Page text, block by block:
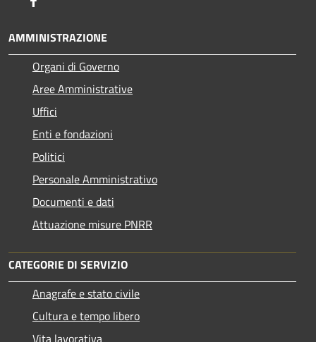
AMMINISTRAZIONE
Organi di Governo
Aree Amministrative
Uffici
Enti e fondazioni
Politici
Personale Amministrativo
Documenti e dati
Attuazione misure PNRR
CATEGORIE DI SERVIZIO
Anagrafe e stato civile
Cultura e tempo libero
Vita lavorativa